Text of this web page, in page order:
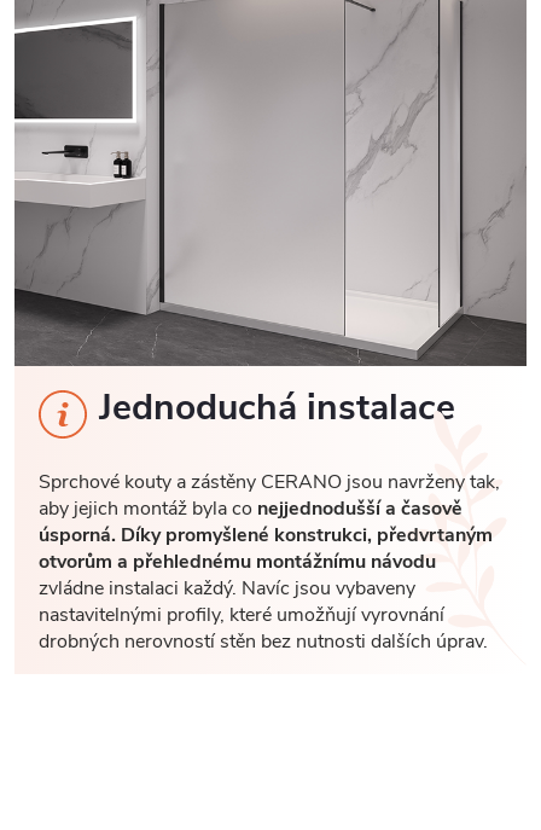
Jednoduchá instalace
Sprchové kouty a zástěny CERANO jsou navrženy tak,
aby jejich montáž byla co nejjednodušší a časově
úsporná. Díky promyšlené konstrukci, předvrtaným
otvorům a přehlednému montážnímu návodu
zvládne instalaci každý. Navíc jsou vybaveny
nastavitelnými profily, které umožňují vyrovnání
drobných nerovností stěn bez nutnosti dalších úprav.